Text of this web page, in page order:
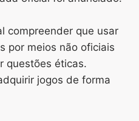
compreender que usar
por meios não oficiais
questões éticas.
jogos de forma